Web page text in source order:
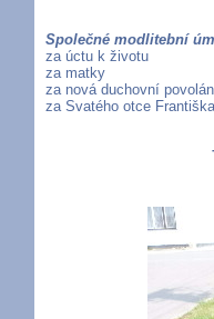
Společné modlitební
za úctu k životu
za matky
za nová duchovní
za Svatého otce Františka